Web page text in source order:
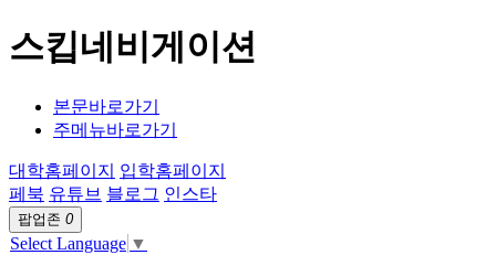
스킵네비게이션
본문바로가기
주메뉴바로가기
대학홈페이지
입학홈페이지
페북 유튜브 블로그 인스타
팝업존 0
Select Language ▼